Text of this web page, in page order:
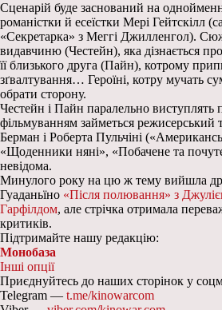
Сценарій буде заснований на
романістки й есеїстки Мері Гейтскілл
«Секретарка» з Меггі Джилленгол).
видавчиню (Честейн), яка дізнається
її близького друга (Пайн), котрому
зґвалтування… Героїні, котру мучать
обрати сторону.
Честейн і Пайн паралельно виступлять
фільмуванням займеться режисерський
Берман і Роберта Пульчіні
«Щоденники няні», «Побачене та
невідома.
Минулого року на цю ж тему вийшла
Гуаданьїно «Після полювання» з
Гарфілдом, але стрічка отримала
критиків.
Підтримайте нашу редакцію:
Монобаза
Інші опції
Приєднуйтесь до наших сторінок у
Telegram — t.me/kinowarcom